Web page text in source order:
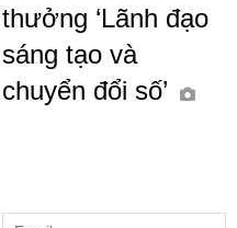
thưởng ‘Lãnh đạo
sáng tạo và
chuyển đổi số’